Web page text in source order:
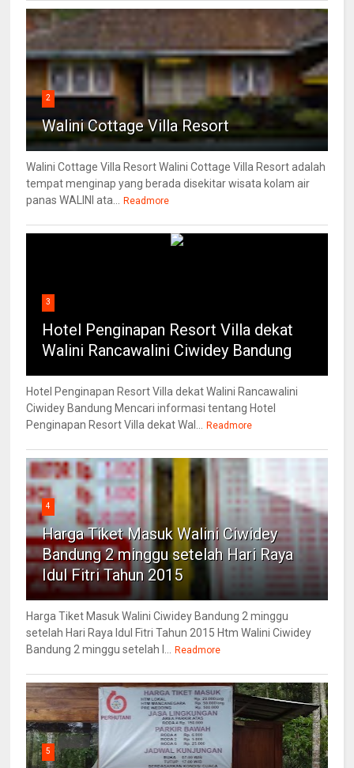
2
Walini Cottage Villa Resort
Walini Cottage Villa Resort Walini Cottage Villa Resort adalah
tempat menginap yang berada disekitar wisata kolam air
panas WALINI ata...
Readmore
3
Hotel Penginapan Resort Villa dekat
Walini Rancawalini Ciwidey Bandung
Hotel Penginapan Resort Villa dekat Walini Rancawalini
Ciwidey Bandung Mencari informasi tentang Hotel
Penginapan Resort Villa dekat Wal...
Readmore
4
Harga Tiket Masuk Walini Ciwidey
Bandung 2 minggu setelah Hari Raya
Idul Fitri Tahun 2015
Harga Tiket Masuk Walini Ciwidey Bandung 2 minggu
setelah Hari Raya Idul Fitri Tahun 2015 Htm Walini Ciwidey
Bandung 2 minggu setelah l...
Readmore
5